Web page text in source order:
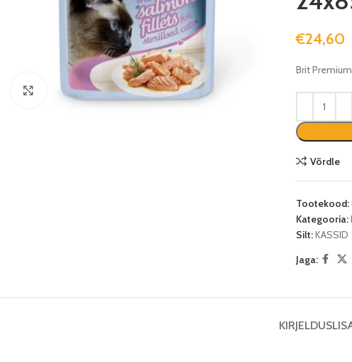
Suurenda
€24,60
Brit
Võrdle
Tootekood:
Kategooria:
Silt:KASSID
Jaga:
KIRJELDUS